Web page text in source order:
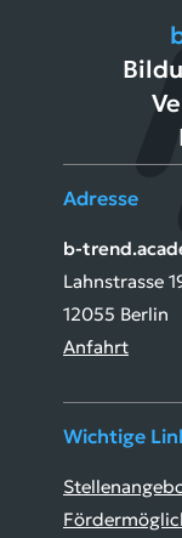
Adresse
b-
Lahnstrasse
12055 Berlin
Anfahrt
Wichtige